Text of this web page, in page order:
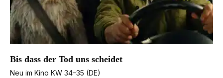
Bis dass der Tod uns scheidet
Neu im Kino KW 34–35 (DE)